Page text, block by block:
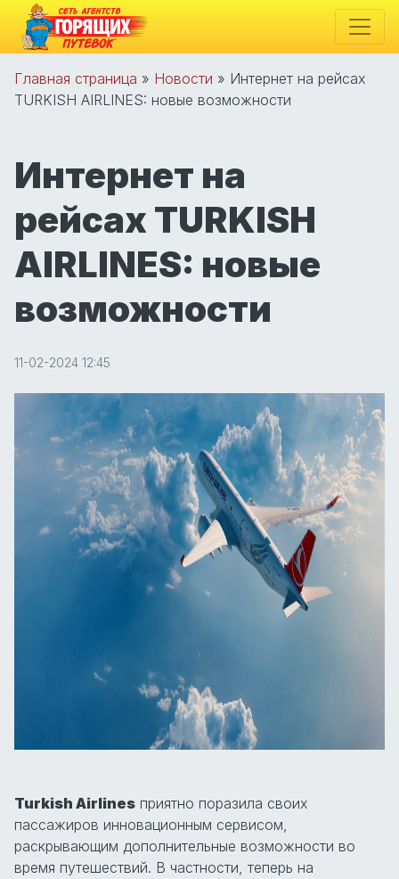
Главная страница » Новости » Интернет на рейсах
TURKISH AIRLINES: новые возможности
Интернет на
рейсах TURKISH
AIRLINES: новые
возможности
11-02-2024 12:45
Turkish Airlines приятно поразила своих
пассажиров инновационным сервисом,
раскрывающим дополнительные возможности во
время путешествий. В частности, теперь на